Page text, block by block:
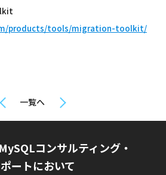
products/tools/migration-toolkit/
一覧へ
コンサルティング・
ートにおいて